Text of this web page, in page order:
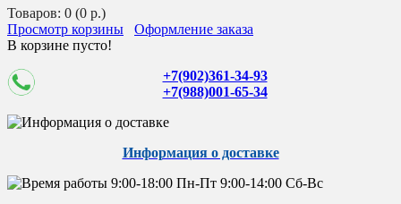
Товаров: 0 (0 р.)
Просмотр корзины
Оформление заказа
В корзине пусто!
+7(902)361-34-93
+7(988)001-65-34
Информация о доставке